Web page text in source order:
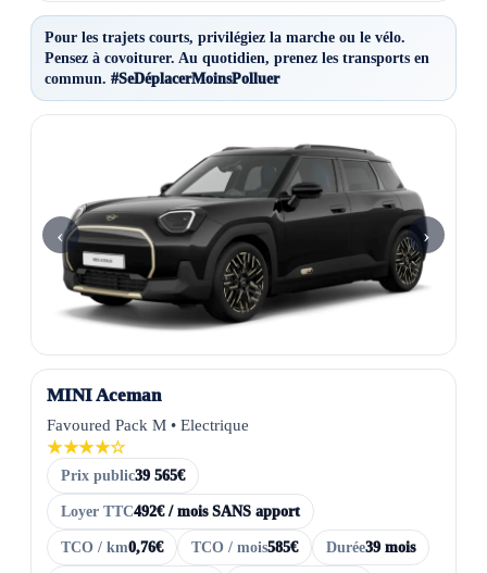
Pour les trajets courts, privilégiez la marche ou le vélo.
Pensez à covoiturer. Au quotidien, prenez les transports en
commun. #SeDéplacerMoinsPolluer
‹ ›
MINI Aceman
Favoured Pack M • Electrique
★★★★☆
Prix public39 565€
Loyer TTC492€ / mois SANS apport
TCO / km0,76€ TCO / mois585€ Durée39 mois